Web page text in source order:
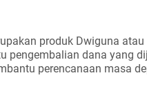
produk Dwiguna
pengembalian dana yang
perencanaan masa